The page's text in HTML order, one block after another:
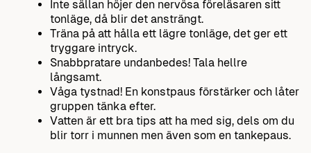
Inte sällan höjer den nervösa föreläsaren sitt
tonläge, då blir det ansträngt.
Träna på att hålla ett lägre tonläge, det ger ett
tryggare intryck.
Snabbpratare undanbedes! Tala hellre
långsamt.
Våga tystnad! En konstpaus förstärker och låter
gruppen tänka efter.
Vatten är ett bra tips att ha med sig, dels om du
blir torr i munnen men även som en tankepaus.